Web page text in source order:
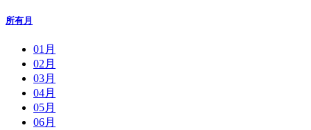
所有月
01月
02月
03月
04月
05月
06月